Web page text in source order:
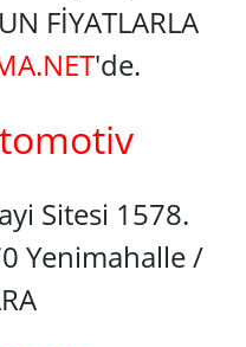
FİYATLARLA
'de.
Sitesi 1578.
Yenimahalle /